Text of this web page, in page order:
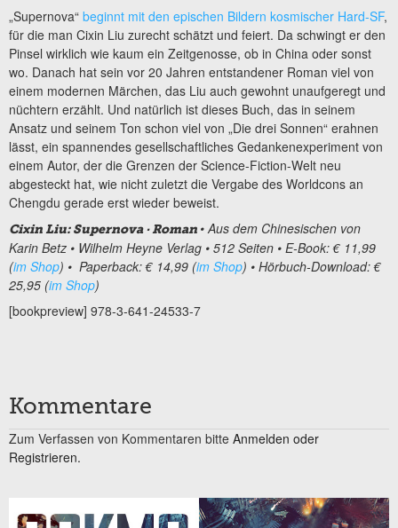
„Supernova“ beginnt mit den epischen Bildern kosmischer Hard-SF,
für die man Cixin Liu zurecht schätzt und feiert. Da schwingt er den
Pinsel wirklich wie kaum ein Zeitgenosse, ob in China oder sonst
wo. Danach hat sein vor 20 Jahren entstandener Roman viel von
einem modernen Märchen, das Liu auch gewohnt unaufgeregt und
nüchtern erzählt. Und natürlich ist dieses Buch, das in seinem
Ansatz und seinem Ton schon viel von „Die drei Sonnen“ erahnen
lässt, ein spannendes gesellschaftliches Gedankenexperiment von
einem Autor, der die Grenzen der Science-Fiction-Welt neu
abgesteckt hat, wie nicht zuletzt die Vergabe des Worldcons an
Chengdu gerade erst wieder beweist.
Cixin Liu: Supernova · Roman • Aus dem Chinesischen von
Karin Betz • Wilhelm Heyne Verlag • 512 Seiten • E-Book: € 11,99
(im Shop) • Paperback: € 14,99 (im Shop) • Hörbuch-Download: €
25,95 (im Shop)
[bookpreview] 978-3-641-24533-7
Kommentare
Zum Verfassen von Kommentaren bitte Anmelden oder
Registrieren.